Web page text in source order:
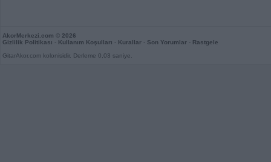
AkorMerkezi.com © 2026
Gizlilik Politikası - Kullanım Koşulları - Kurallar - Son Yorumlar - Rastgele
GitarAkor.com kolonisidir. Derleme 0,03 saniye.